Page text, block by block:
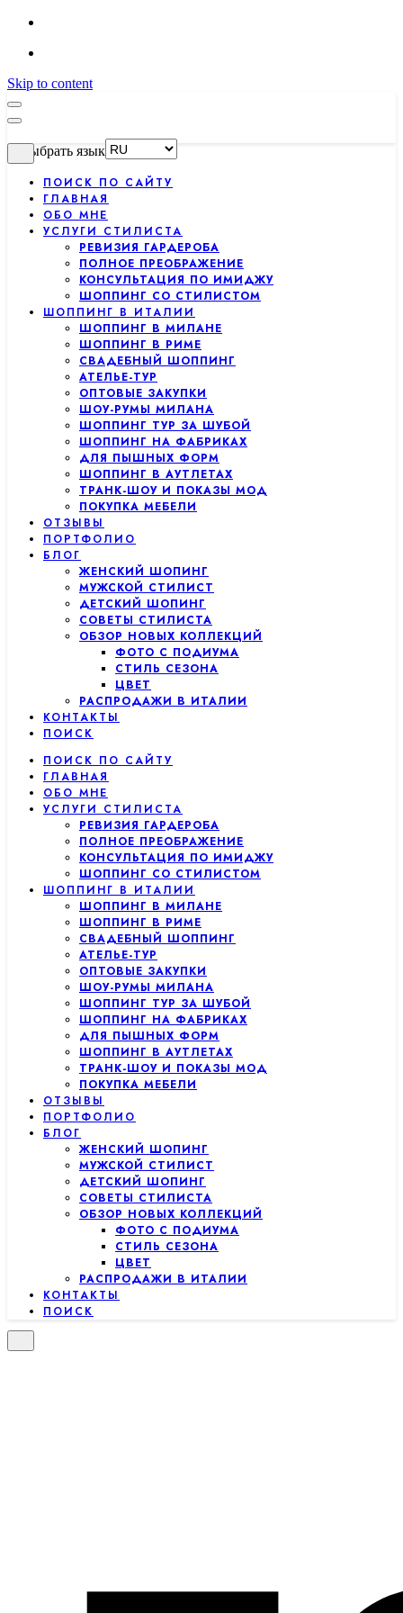
Skip to content
Выбрать язык
ПОИСК ПО САЙТУ
ГЛАВНАЯ
ОБО МНЕ
УСЛУГИ СТИЛИСТА
РЕВИЗИЯ ГАРДЕРОБА
ПОЛНОЕ ПРЕОБРАЖЕНИЕ
КОНСУЛЬТАЦИЯ ПО ИМИДЖУ
ШОППИНГ СО СТИЛИСТОМ
ШОППИНГ В ИТАЛИИ
ШОППИНГ В МИЛАНЕ
ШОППИНГ В РИМЕ
СВАДЕБНЫЙ ШОППИНГ
АТЕЛЬЕ-ТУР
ОПТОВЫЕ ЗАКУПКИ
ШОУ-РУМЫ МИЛАНА
ШОППИНГ ТУР ЗА ШУБОЙ
ШОППИНГ НА ФАБРИКАХ
ДЛЯ ПЫШНЫХ ФОРМ
ШОППИНГ В АУТЛЕТАХ
ТРАНК-ШОУ И ПОКАЗЫ МОД
ПОКУПКА МЕБЕЛИ
ОТЗЫВЫ
ПОРТФОЛИО
БЛОГ
ЖЕНСКИЙ ШОПИНГ
МУЖСКОЙ СТИЛИСТ
ДЕТСКИЙ ШОПИНГ
СОВЕТЫ СТИЛИСТА
ОБЗОР НОВЫХ КОЛЛЕКЦИЙ
ФОТО С ПОДИУМА
СТИЛЬ СЕЗОНА
ЦВЕТ
РАСПРОДАЖИ В ИТАЛИИ
КОНТАКТЫ
ПОИСК
ПОИСК ПО САЙТУ
ГЛАВНАЯ
ОБО МНЕ
УСЛУГИ СТИЛИСТА
РЕВИЗИЯ ГАРДЕРОБА
ПОЛНОЕ ПРЕОБРАЖЕНИЕ
КОНСУЛЬТАЦИЯ ПО ИМИДЖУ
ШОППИНГ СО СТИЛИСТОМ
ШОППИНГ В ИТАЛИИ
ШОППИНГ В МИЛАНЕ
ШОППИНГ В РИМЕ
СВАДЕБНЫЙ ШОППИНГ
АТЕЛЬЕ-ТУР
ОПТОВЫЕ ЗАКУПКИ
ШОУ-РУМЫ МИЛАНА
ШОППИНГ ТУР ЗА ШУБОЙ
ШОППИНГ НА ФАБРИКАХ
ДЛЯ ПЫШНЫХ ФОРМ
ШОППИНГ В АУТЛЕТАХ
ТРАНК-ШОУ И ПОКАЗЫ МОД
ПОКУПКА МЕБЕЛИ
ОТЗЫВЫ
ПОРТФОЛИО
БЛОГ
ЖЕНСКИЙ ШОПИНГ
МУЖСКОЙ СТИЛИСТ
ДЕТСКИЙ ШОПИНГ
СОВЕТЫ СТИЛИСТА
ОБЗОР НОВЫХ КОЛЛЕКЦИЙ
ФОТО С ПОДИУМА
СТИЛЬ СЕЗОНА
ЦВЕТ
РАСПРОДАЖИ В ИТАЛИИ
КОНТАКТЫ
ПОИСК